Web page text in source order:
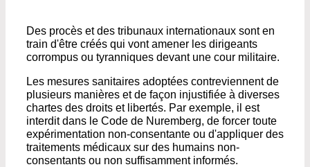
Des procès et des tribunaux internationaux sont en
train d'être créés qui vont amener les dirigeants
corrompus ou tyranniques devant une cour militaire.
Les mesures sanitaires adoptées contreviennent de
plusieurs manières et de façon injustifiée à diverses
chartes des droits et libertés. Par exemple, il est
interdit dans le Code de Nuremberg, de forcer toute
expérimentation non-consentante ou d'appliquer des
traitements médicaux sur des humains non-
consentants ou non suffisamment informés.